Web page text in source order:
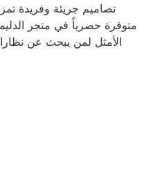
تصاميم جريئة وفريدة تمزج
متوفرة حصرياً في متجر
الأمثل لمن يبحث عن